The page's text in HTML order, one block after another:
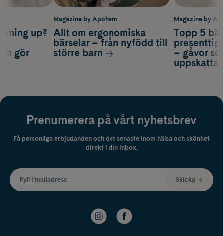
Magazine by
Topp 5
– gåvor
up?
gör
Magazine by Apohem
Allt om ergonomiska
bärselar – från nyfödd till
större barn
Prenumerera på vårt nyhetsbrev
Få personliga erbjudanden och det senaste inom hälsa och skönhet
direkt i din inbox.
Fyll i mailadress Skicka